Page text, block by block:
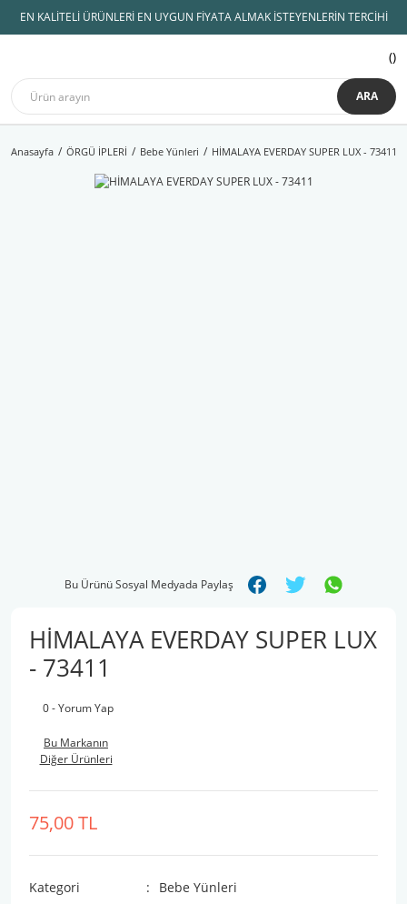
EN KALİTELİ ÜRÜNLERİ EN UYGUN FİYATA ALMAK İSTEYENLERİN TERCİHİ
ARA
Anasayfa ÖRGÜ İPLERİ Bebe Yünleri HİMALAYA EVERDAY SUPER LUX - 73411
Bu Ürünü Sosyal Medyada Paylaş
HİMALAYA EVERDAY SUPER LUX
- 73411
0 - Yorum Yap
Bu Markanın
Diğer Ürünleri
75,00 TL
Kategori
Bebe Yünleri